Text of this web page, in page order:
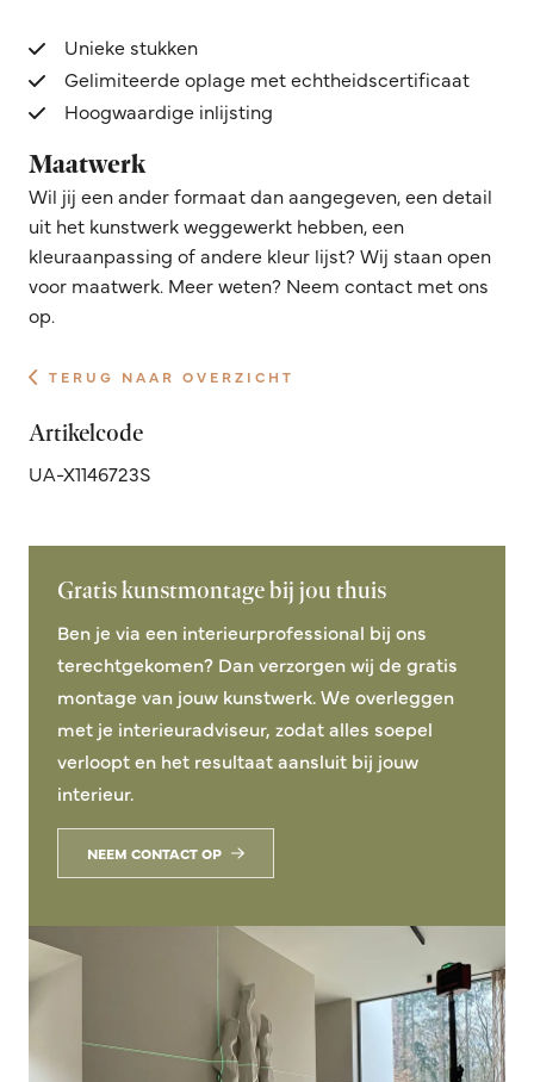
Unieke stukken
Gelimiteerde oplage met echtheidscertificaat
Hoogwaardige inlijsting
Maatwerk
Wil jij een ander formaat dan aangegeven, een detail
uit het kunstwerk weggewerkt hebben, een
kleuraanpassing of andere kleur lijst? Wij staan open
voor maatwerk. Meer weten? Neem contact met ons
op.
TERUG NAAR OVERZICHT
Artikelcode
UA-X1146723S
Gratis kunstmontage bij jou thuis
Ben je via een interieurprofessional bij ons
terechtgekomen? Dan verzorgen wij de gratis
montage van jouw kunstwerk. We overleggen
met je interieuradviseur, zodat alles soepel
verloopt en het resultaat aansluit bij jouw
interieur.
NEEM CONTACT OP